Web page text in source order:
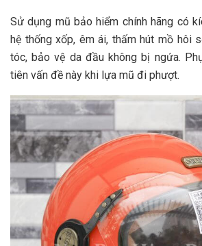
Sử dụng mũ bảo hiểm chính hãng có
hệ thống xốp, êm ái, thấm hút mồ hôi
tóc, bảo vệ da đầu không bị ngứa.
tiên vấn đề này khi lựa mũ đi phượt.